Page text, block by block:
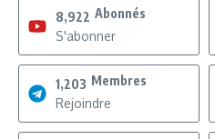
8,922 Abonnés
S'abonner
1,203 Membres
Rejoindre